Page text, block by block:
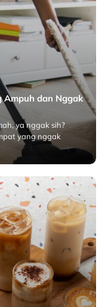
Ampuh dan Nggak
ya nggak sih?
yang nggak